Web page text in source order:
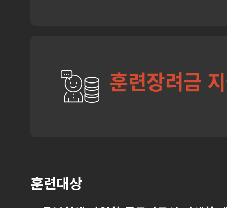
훈련장려금
훈련대상